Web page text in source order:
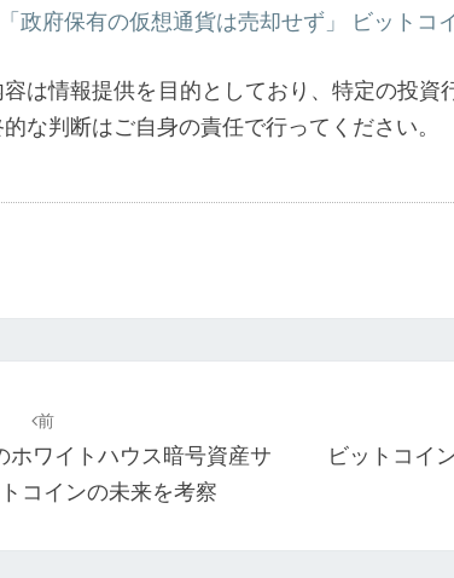
政府保有の仮想通貨は売却せず」 ビットコ
容は情報提供を目的としており、特定の投資
な判断はご自身の責任で行ってください。
前
ホワイトハウス暗号資産サ
コインの未来を考察
ビットコイ